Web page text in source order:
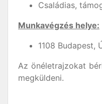
Családias,
Munkavégzés helye:
1108 Budapest,
Az önéletrajzokat
megküldeni.